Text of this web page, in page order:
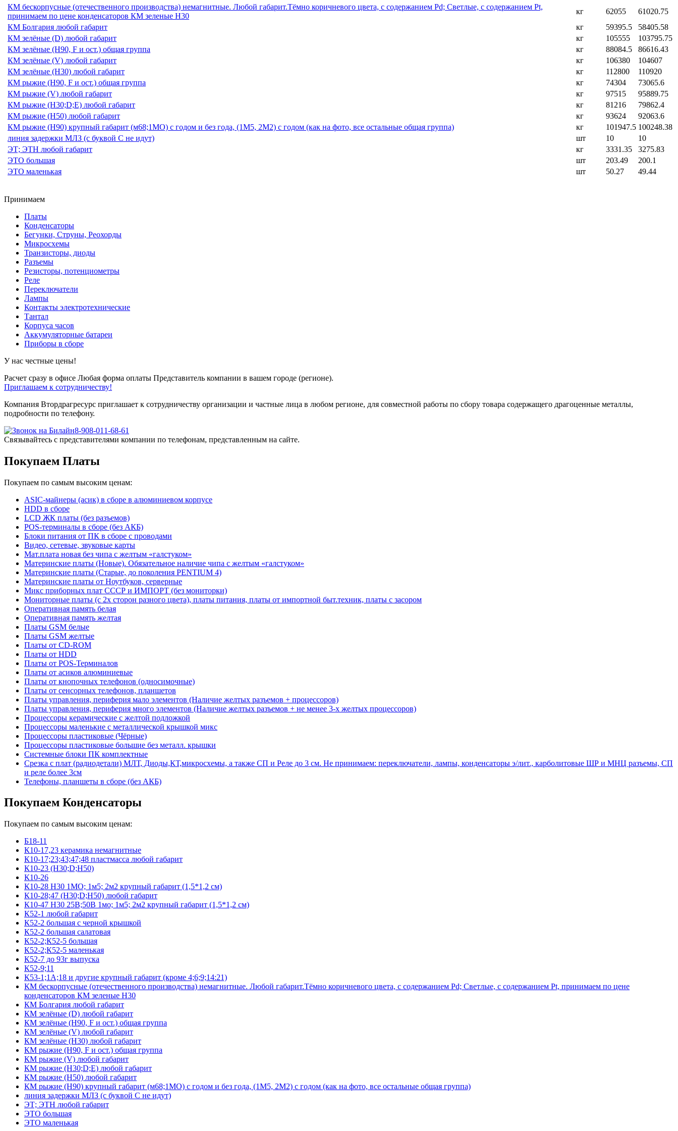
КМ бескорпусные (отечественного производства) немагнитные. Любой габарит.Тёмно коричневого цвета, с содержанием Pd; Светлые, с содержанием Pt,
принимаем по цене конденсаторов КМ зеленые Н30
кг 62055
61020.75
КМ Болгария любой габарит
кг 59395.5
58405.58
КМ зелёные (D) любой габарит
кг 105555
103795.75
КМ зелёные (H90, F и ост.) общая группа
кг 88084.5
86616.43
КМ зелёные (V) любой габарит
кг 106380
104607
КМ зелёные (Н30) любой габарит
кг 112800
110920
КМ рыжие (H90, F и ост.) общая группа
кг 74304
73065.6
КМ рыжие (V) любой габарит
кг 97515
95889.75
КМ рыжие (Н30;D;E) любой габарит
кг 81216
79862.4
КМ рыжие (Н50) любой габарит
кг 93624
92063.6
КМ рыжие (Н90) крупный габарит (м68;1МО) с годом и без года, (1М5, 2М2) с годом (как на фото, все остальные общая группа)
кг 101947.5 100248.38
линия задержки МЛЗ (с буквой С не идут)
шт 10
10
ЭТ; ЭТН любой габарит
кг 3331.35
3275.83
ЭТО большая
шт 203.49
200.1
ЭТО маленькая
шт 50.27 49.44
Принимаем
Платы
Конденсаторы
Бегунки, Струны, Реохорды
Микросхемы
Транзисторы, диоды
Разъемы
Резисторы, потенциометры
Реле
Переключатели
Лампы
Контакты электротехнические
Тантал
Корпуса часов
Аккумуляторные батареи
Приборы в сборе
У нас честные цены!
Расчет сразу в офисе Любая форма оплаты Представитель компании в вашем городе (регионе).
Приглашаем к сотрудничеству!
Компания Втордрагресурс приглашает к сотрудничеству организации и частные лица в любом регионе, для совместной работы по сбору товара содержащего драгоценные металлы,
подробности по телефону.
8-908-011-68-61
Связывайтесь с представителями компании по телефонам, представленным на сайте.
Покупаем Платы
Покупаем по самым высоким ценам:
ASIC-майнеры (асик) в сборе в алюминиевом корпусе
HDD в сборе
LCD ЖК платы (без разъемов)
POS-терминалы в сборе (без АКБ)
Блоки питания от ПК в сборе с проводами
Видео, сетевые, звуковые карты
Мат.плата новая без чипа с желтым «галстуком»
Материнские платы (Новые). Обязательное наличие чипа с желтым «галстуком»
Материнские платы (Старые, до поколения PENTIUM 4)
Материнские платы от Ноутбуков, серверные
Микс приборных плат СССР и ИМПОРТ (без мониторки)
Мониторные платы (с 2х сторон разного цвета), платы питания, платы от импортной быт.техник, платы с засором
Оперативная память белая
Оперативная память желтая
Платы GSM белые
Платы GSM желтые
Платы от CD-ROM
Платы от HDD
Платы от POS-Терминалов
Платы от асиков алюминиевые
Платы от кнопочных телефонов (односимочные)
Платы от сенсорных телефонов, планшетов
Платы управления, периферия мало элементов (Наличие желтых разъемов + процессоров)
Платы управления, периферия много элементов (Наличие желтых разъемов + не менее 3-х желтых процессоров)
Процессоры керамические с желтой подложкой
Процессоры маленькие с металлической крышкой микс
Процессоры пластиковые (Чёрные)
Процессоры пластиковые большие без металл. крышки
Системные блоки ПК комплектные
Срезка с плат (радиодетали) МЛТ, Диоды,КТ,микросхемы, а также СП и Реле до 3 см. Не принимаем: переключатели, лампы, конденсаторы э/лит., карболитовые ШР и МНЦ разъемы, СП
и реле более 3см
Телефоны, планшеты в сборе (без АКБ)
Покупаем Конденсаторы
Покупаем по самым высоким ценам:
Б18-11
К10-17,23 керамика немагнитные
К10-17;23;43;47;48 пластмасса любой габарит
К10-23 (Н30;D;Н50)
К10-26
К10-28 Н30 1МО; 1м5; 2м2 крупный габарит (1,5*1,2 см)
К10-28;47 (Н30;D;Н50) любой габарит
К10-47 Н30 25В;50В 1мо; 1м5; 2м2 крупный габарит (1,5*1,2 см)
К52-1 любой габарит
К52-2 большая с черной крышкой
К52-2 большая салатовая
К52-2;К52-5 большая
К52-2;К52-5 маленькая
К52-7 до 93г выпуска
К52-9;11
К53-1;1А;18 и другие крупный габарит (кроме 4;6;9;14:21)
КМ бескорпусные (отечественного производства) немагнитные. Любой габарит.Тёмно коричневого цвета, с содержанием Pd; Светлые, с содержанием Pt, принимаем по цене
конденсаторов КМ зеленые Н30
КМ Болгария любой габарит
КМ зелёные (D) любой габарит
КМ зелёные (H90, F и ост.) общая группа
КМ зелёные (V) любой габарит
КМ зелёные (Н30) любой габарит
КМ рыжие (H90, F и ост.) общая группа
КМ рыжие (V) любой габарит
КМ рыжие (Н30;D;E) любой габарит
КМ рыжие (Н50) любой габарит
КМ рыжие (Н90) крупный габарит (м68;1МО) с годом и без года, (1М5, 2М2) с годом (как на фото, все остальные общая группа)
линия задержки МЛЗ (с буквой С не идут)
ЭТ; ЭТН любой габарит
ЭТО большая
ЭТО маленькая